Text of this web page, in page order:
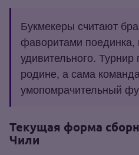
Букмекеры считают
фаворитами поединка,
удивительного. Турнир
родине, а сама
умопомрачительный
Текущая форма
Чили